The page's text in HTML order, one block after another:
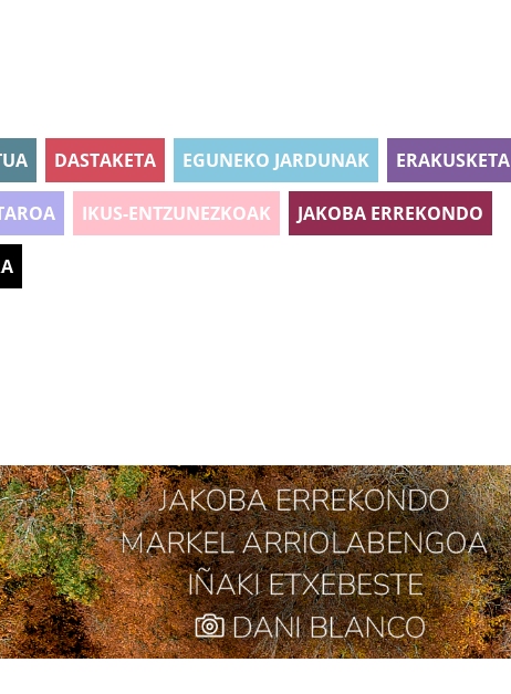
DASTAKETA EGUNEKO JARDUNAK ERAKUSKETA
IKUS-ENTZUNEZKOAK JAKOBA ERREKONDO